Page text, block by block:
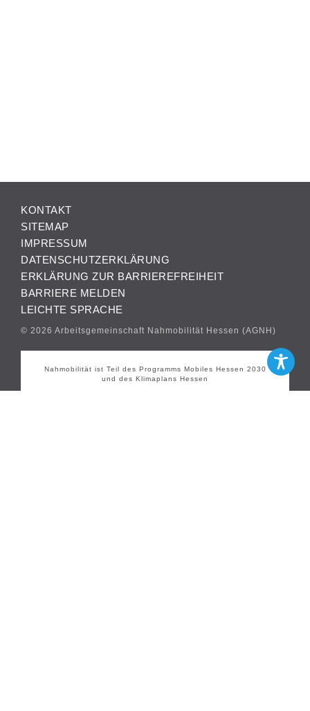
KONTAKT
SITEMAP
IMPRESSUM
DATENSCHUTZERKLÄRUNG
ERKLÄRUNG ZUR BARRIEREFREIHEIT
BARRIERE MELDEN
LEICHTE SPRACHE
© 2026 Arbeitsgemeinschaft Nahmobilität Hessen (AGNH)
Nahmobilität ist Teil des Programms Mobiles Hessen 2030
und des Klimaplans Hessen